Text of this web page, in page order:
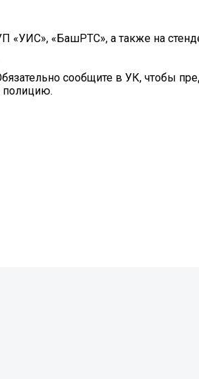
«УИС», «БашРТС», а также на
сообщите в УК, чтобы
полицию.